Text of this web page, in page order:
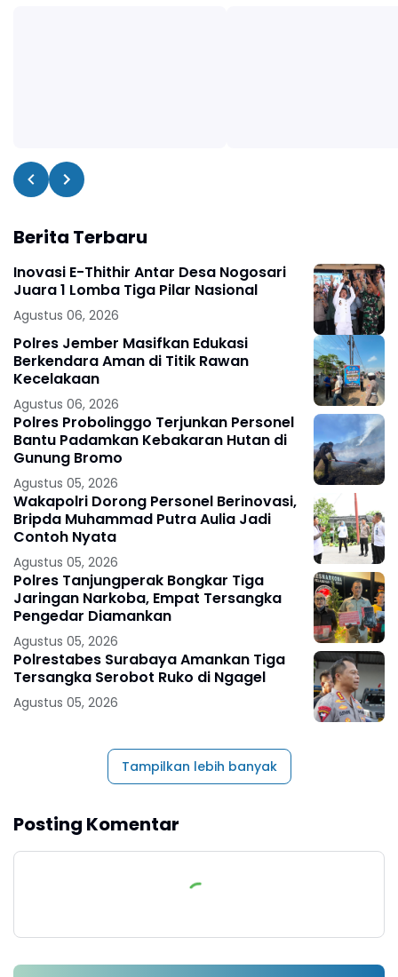
Berita Terbaru
Inovasi E-Thithir Antar Desa Nogosari
Juara 1 Lomba Tiga Pilar Nasional
Agustus 06, 2026
Polres Jember Masifkan Edukasi
Berkendara Aman di Titik Rawan
Kecelakaan
Agustus 06, 2026
Polres Probolinggo Terjunkan Personel
Bantu Padamkan Kebakaran Hutan di
Gunung Bromo
Agustus 05, 2026
Wakapolri Dorong Personel Berinovasi,
Bripda Muhammad Putra Aulia Jadi
Contoh Nyata
Agustus 05, 2026
Polres Tanjungperak Bongkar Tiga
Jaringan Narkoba, Empat Tersangka
Pengedar Diamankan
Agustus 05, 2026
Polrestabes Surabaya Amankan Tiga
Tersangka Serobot Ruko di Ngagel
Agustus 05, 2026
Tampilkan lebih banyak
Posting Komentar